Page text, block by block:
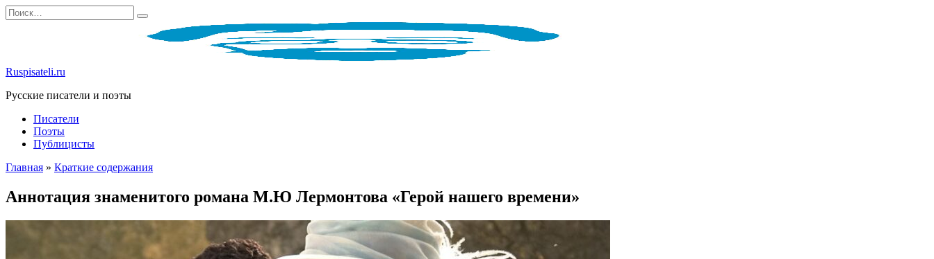
Перейти
к
Search
for:
Ruspisateli.ru
Русские писатели и поэты
Писатели
Поэты
Публицисты
Главная » Краткие содержания
Аннотация знаменитого романа М.Ю Лермонтова «Герой нашего времени»